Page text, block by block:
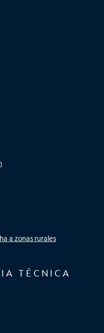
a zonas rurales
TÉCNICA